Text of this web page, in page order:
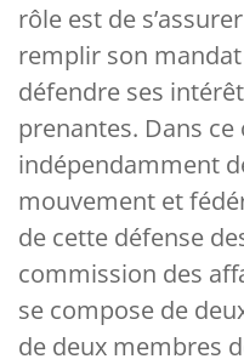
rôle est de
remplir son
défendre ses
prenantes. Dans ce
indépendamment
mouvement et
de cette défense
commission des
se compose de
de deux membres